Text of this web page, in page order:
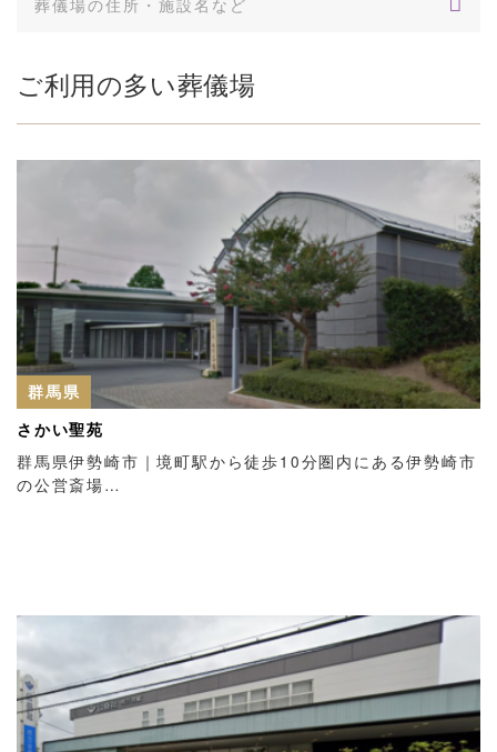
ご利用の多い葬儀場
群馬県
さかい聖苑
群馬県伊勢崎市｜境町駅から徒歩10分圏内にある伊勢崎市
の公営斎場…